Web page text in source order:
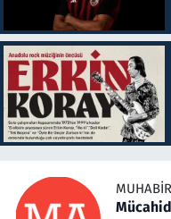
MUHABIR